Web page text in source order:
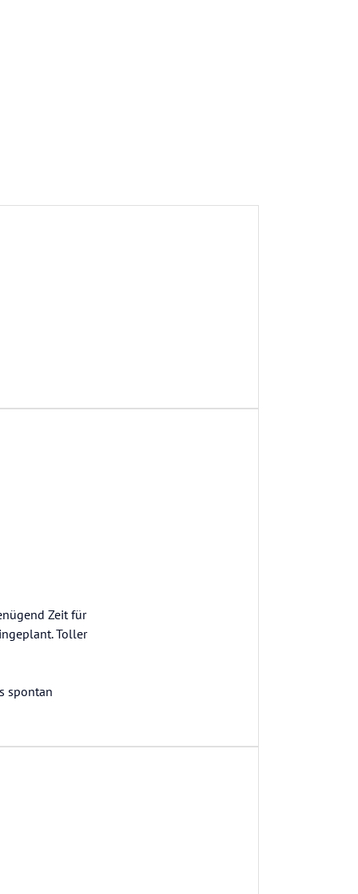
Zeit für
Toller
spontan